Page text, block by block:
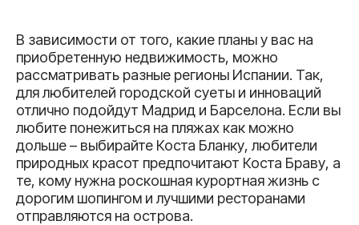
В зависимости от того, какие планы у вас на
приобретенную недвижимость, можно
рассматривать разные регионы Испании. Так,
для любителей городской суеты и инноваций
отлично подойдут Мадрид и Барселона. Если вы
любите понежиться на пляжах как можно
дольше – выбирайте Коста Бланку, любители
природных красот предпочитают Коста Браву, а
те, кому нужна роскошная курортная жизнь с
дорогим шопингом и лучшими ресторанами
отправляются на острова.